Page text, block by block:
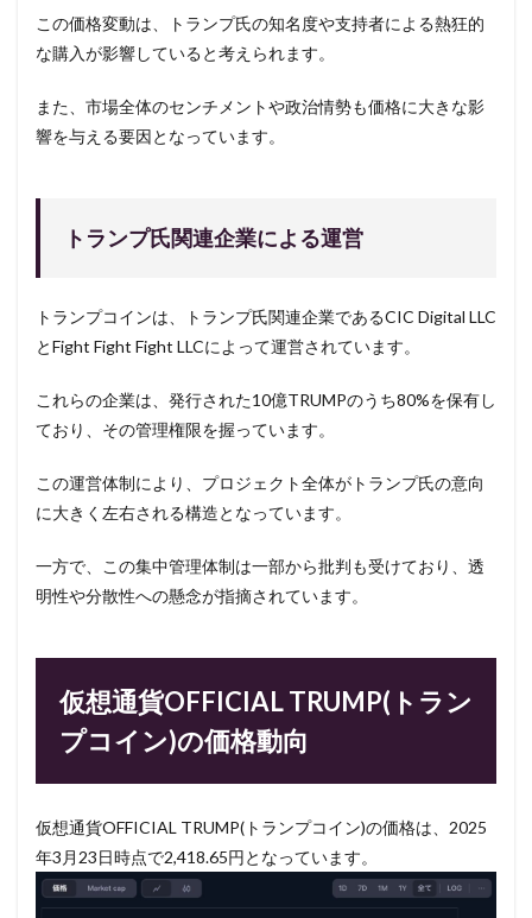
この価格変動は、トランプ氏の知名度や支持者による熱狂的
な購入が影響していると考えられます。
また、市場全体のセンチメントや政治情勢も価格に大きな影
響を与える要因となっています。
トランプ氏関連企業による運営
トランプコインは、トランプ氏関連企業であるCIC Digital LLC
とFight Fight Fight LLCによって運営されています。
これらの企業は、発行された10億TRUMPのうち80%を保有し
ており、その管理権限を握っています。
この運営体制により、プロジェクト全体がトランプ氏の意向
に大きく左右される構造となっています。
一方で、この集中管理体制は一部から批判も受けており、透
明性や分散性への懸念が指摘されています。
仮想通貨OFFICIAL TRUMP(トラン
プコイン)の価格動向
仮想通貨OFFICIAL TRUMP(トランプコイン)の価格は、2025
年3月23日時点で2,418.65円となっています。